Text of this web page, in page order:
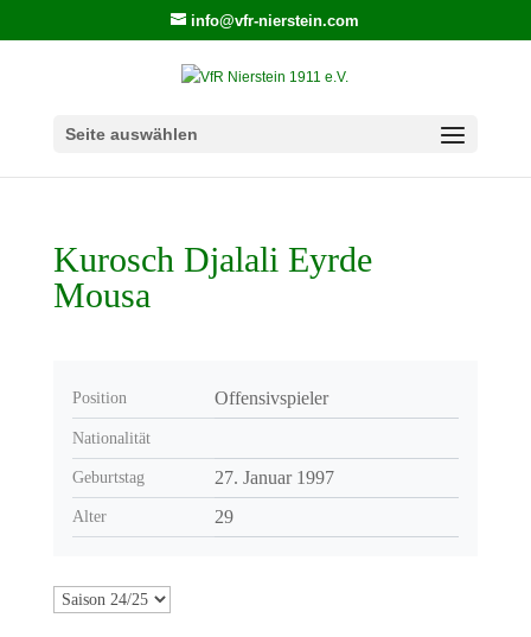
info@vfr-nierstein.com
Seite auswählen
Kurosch Djalali Eyrde
Mousa
Position Offensivspieler
Nationalität
Geburtstag 27. Januar 1997
Alter 29